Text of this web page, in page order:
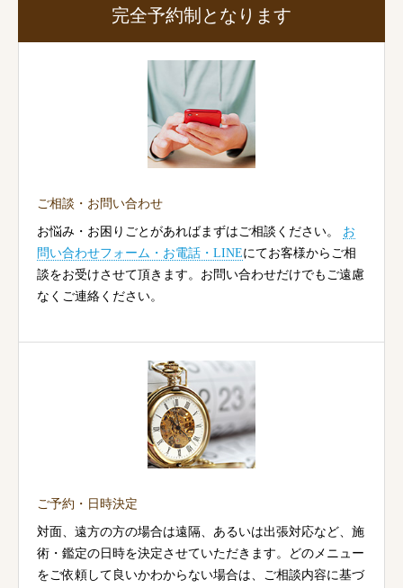
完全予約制となります
ご相談・お問い合わせ
お悩み・お困りごとがあればまずはご相談ください。 お
問い合わせフォーム・お電話・LINEにてお客様からご相
談をお受けさせて頂きます。お問い合わせだけでもご遠慮
なくご連絡ください。
ご予約・日時決定
対面、遠方の方の場合は遠隔、あるいは出張対応など、施
術・鑑定の日時を決定させていただきます。どのメニュー
をご依頼して良いかわからない場合は、ご相談内容に基づ